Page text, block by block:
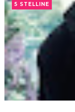
5 STELLINE